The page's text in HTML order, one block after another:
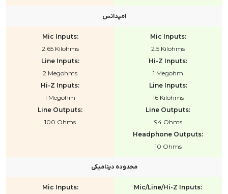
امپدانس
Mic Inputs:
2.5 Kilohms
Hi-Z Inputs:
1 Megohm
Line Inputs:
16 Kilohms
Line Outputs:
94 Ohms
Headphone Outputs:
10 Ohms
Mic Inputs:
2.65 Kilohms
Line Inputs:
2 Megohms
Hi-Z Inputs:
1 Megohm
Line Outputs:
100 Ohms
محدوده دینامیکی
Mic/Line/Hi-Z Inputs:
Mic Inputs: